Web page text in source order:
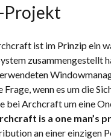
Projekt
ist im Prinzip ein
zusammengestellt
Frage, wenn es um die
bei Archcraft um eine
is a one man’s
an einer einzigen